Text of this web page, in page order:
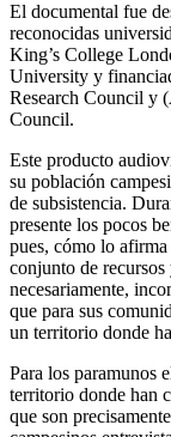
El documental fue
reconocidas
King’s College
University y
Research Council y
Council.
Este producto
su población
de subsistencia.
presente los pocos
pues, cómo lo
conjunto de
necesariamente,
que para sus
un territorio donde
Para los paramunos
territorio donde han
que son